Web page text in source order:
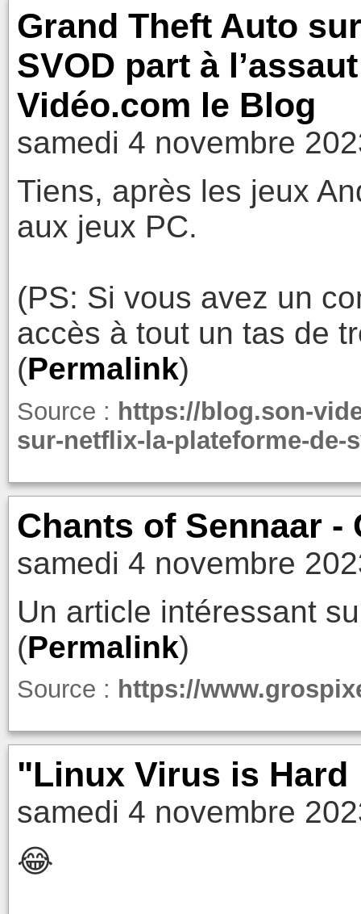
Grand Theft Auto
SVOD part à
Vidéo.com le Blog
samedi 4 novembre
Tiens, après les jeux
aux jeux PC.
(PS: Si vous avez un
accès à tout un tas de
(Permalink)
Source : https://blog.son-
sur-netflix-la-plateforme-de-
Chants of Sennaar -
samedi 4 novembre
Un article intéressant
(Permalink)
Source : https://
"Linux Virus is
samedi 4 novembre
😂